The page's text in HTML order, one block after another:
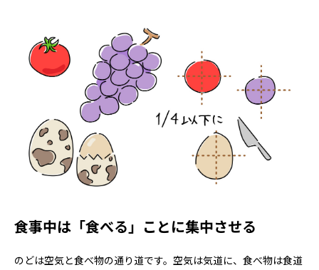
食事中は「食べる」ことに集中させる
のどは空気と食べ物の通り道です。空気は気道に、食べ物は食道